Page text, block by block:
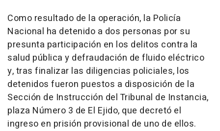
Como resultado de la operación, la Policía
Nacional ha detenido a dos personas por su
presunta participación en los delitos contra la
salud pública y defraudación de fluido eléctrico
y, tras finalizar las diligencias policiales, los
detenidos fueron puestos a disposición de la
Sección de Instrucción del Tribunal de Instancia,
plaza Número 3 de El Ejido, que decretó el
ingreso en prisión provisional de uno de ellos.